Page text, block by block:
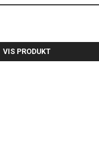
VIS PRODUKT